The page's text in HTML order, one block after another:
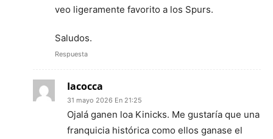
veo ligeramente favorito a los Spurs.
Saludos.
Respuesta
Iacocca
31 mayo 2026 En 21:25
Ojalá ganen loa Kinicks. Me gustaría que una
franquicia histórica como ellos ganase el